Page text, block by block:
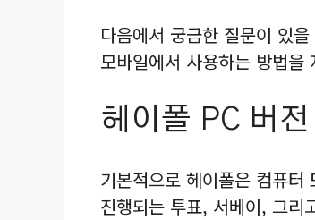
다음에서 궁금한 질문이 있
모바일에서 사용하는 방법을
헤이폴 PC 버전
기본적으로 헤이폴은 컴퓨터
진행되는 투표, 서베이, 그리